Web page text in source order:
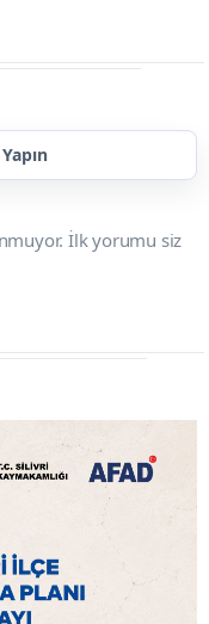
İlk yorumu siz